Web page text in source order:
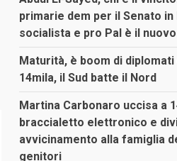
primarie dem per il Senato in
socialista e pro Pal è il
Maturità, è boom di
14mila, il Sud batte il Nord
Martina Carbonaro uccisa a
braccialetto elettronico e
avvicinamento alla famiglia
genitori